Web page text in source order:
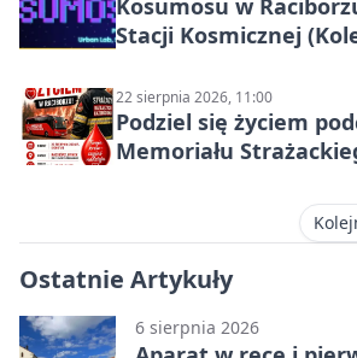
Stacji Kosmicznej
22 sierpnia 2026, 11:00
Podziel się życiem
Memoriału
Ostatnie Artykuły
6 sierpnia 2026